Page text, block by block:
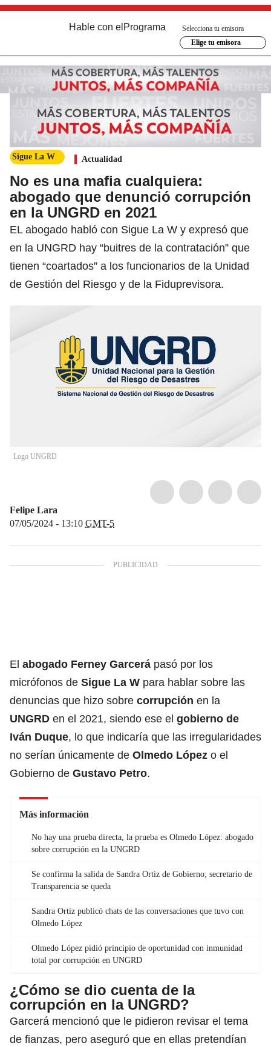
Hable con el Programa
Selecciona tu emisora
Elige tu emisora
Sigue La W Actualidad
No es una mafia cualquiera:
abogado que denunció corrupción
en la UNGRD en 2021
EL abogado habló con Sigue La W y expresó que
en la UNGRD hay “buitres de la contratación” que
tienen “coartados” a los funcionarios de la Unidad
de Gestión del Riesgo y de la Fiduprevisora.
Logo UNGRD
Felipe Lara
07/05/2024 - 13:10 GMT-5
El abogado Ferney Garcerá pasó por los
micrófonos de Sigue La W para hablar sobre las
denuncias que hizo sobre corrupción en la
UNGRD en el 2021, siendo ese el gobierno de
Iván Duque, lo que indicaría que las irregularidades
no serían únicamente de Olmedo López o el
Gobierno de Gustavo Petro.
Más información
No hay una prueba directa, la prueba es Olmedo López: abogado
sobre corrupción en la UNGRD
Se confirma la salida de Sandra Ortiz de Gobierno; secretario de
Transparencia se queda
Sandra Ortiz publicó chats de las conversaciones que tuvo con
Olmedo López
Olmedo López pidió principio de oportunidad con inmunidad
total por corrupción en UNGRD
¿Cómo se dio cuenta de la
corrupción en la UNGRD?
Garcerá mencionó que le pidieron revisar el tema
de fianzas, pero aseguró que en ellas pretendían